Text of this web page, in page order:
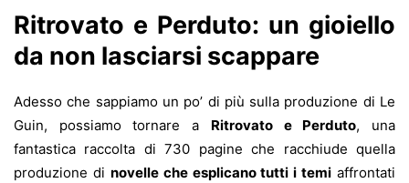
Ritrovato e Perduto: un gioiello
da non lasciarsi scappare
Adesso che sappiamo un po’ di più sulla produzione di Le
Guin, possiamo tornare a Ritrovato e Perduto, una
fantastica raccolta di 730 pagine che racchiude quella
produzione di novelle che esplicano tutti i temi affrontati